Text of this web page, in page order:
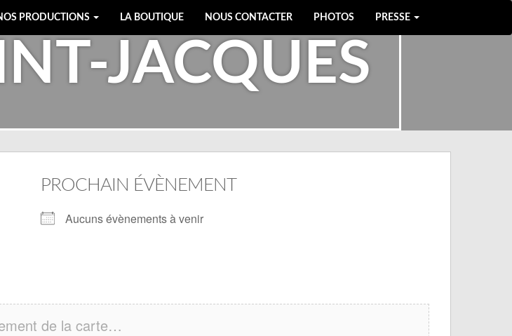
PRODUCTIONS LA BOUTIQUE NOUS CONTACTER PHOTOS PRESSE
JACQUES
PROCHAIN ÉVÈNEMENT
Aucuns évènements à venir
de la carte…